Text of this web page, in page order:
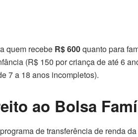
quem recebe R$ 600quanto para
(R$ 150 por criança de até 6
7 a 18 anos incompletos).
ao Bolsa
de transferência de renda